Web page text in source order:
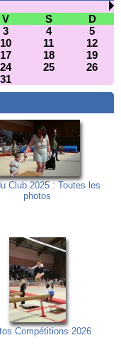
V S
D
3 4
5
10 11
12
17 18
19
24 25
26
31
Club 2025 : Toutes les
photos
Compétitions 2026